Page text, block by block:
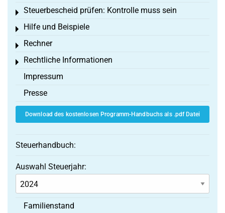
Steuerbescheid prüfen: Kontrolle muss sein
Toggle menu
Hilfe und Beispiele
Toggle menu
Rechner
Toggle menu
Rechtliche Informationen
Toggle menu
Impressum
Presse
Download des kostenlosen Programm-Handbuchs als .pdf Datei
Steuerhandbuch:
Auswahl Steuerjahr:
Familienstand